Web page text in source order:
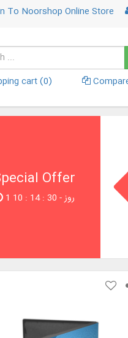
To Noorshop Online Store
cart (0)
Offer
1 روز - 29 : 14 : 10